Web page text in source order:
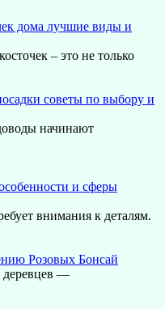
дома лучшие виды и
– это не только
советы по выбору и
начинают
и сферы
внимания к деталям.
Розовых Бонсай
деревцев —